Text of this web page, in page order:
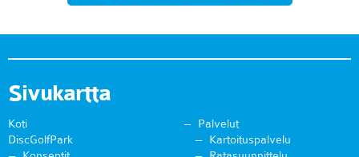
Sivukartta
Koti
DiscGolfPark
Palvelut
Kartoituspalvelu